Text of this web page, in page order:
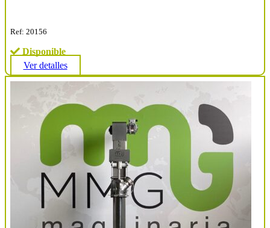
Ref: 20156
Disponible
Ver detalles